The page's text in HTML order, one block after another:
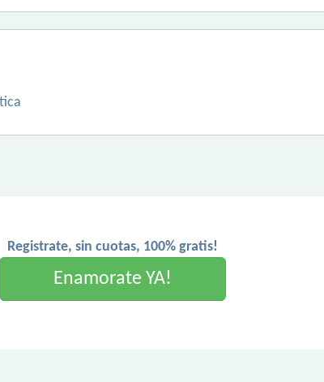
Registrate, sin cuotas, 100% gratis!
Enamorate YA!